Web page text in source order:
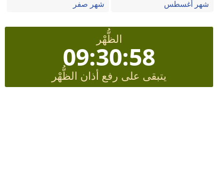
شهر أغسطس
شهر صفر
الظُّهْر
09:30:57
يتبقى على رفع أذان الظُّهْر